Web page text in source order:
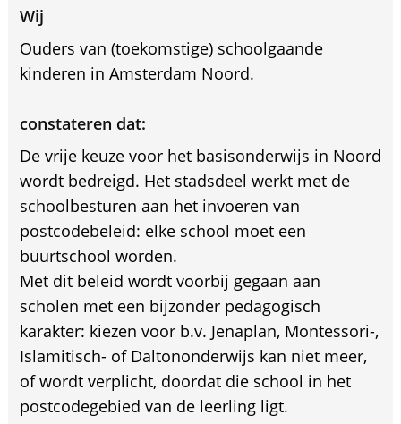
Wij
Ouders van (toekomstige) schoolgaande
kinderen in Amsterdam Noord.
constateren dat:
De vrije keuze voor het basisonderwijs in Noord
wordt bedreigd. Het stadsdeel werkt met de
schoolbesturen aan het invoeren van
postcodebeleid: elke school moet een
buurtschool worden.
Met dit beleid wordt voorbij gegaan aan
scholen met een bijzonder pedagogisch
karakter: kiezen voor b.v. Jenaplan, Montessori-,
Islamitisch- of Daltononderwijs kan niet meer,
of wordt verplicht, doordat die school in het
postcodegebied van de leerling ligt.